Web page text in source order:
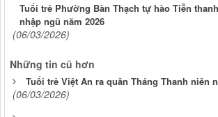
Tuổi trẻ Phường Bàn Thạch tự hào Tiễn
nhập ngũ năm 2026
(06/03/2026)
Những tin cũ hơn
Tuổi trẻ Việt An ra quân Tháng Thanh niên
(06/03/2026)